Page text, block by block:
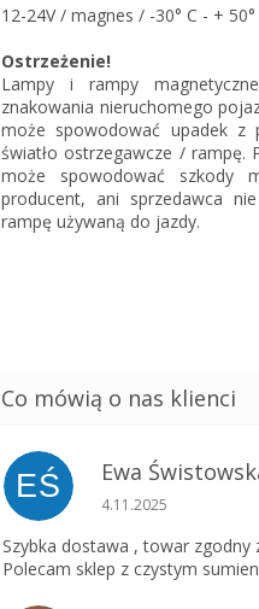
12-24V / magnes / -30° C - + 50°
Ostrzeżenie!
Lampy i rampy
znakowania nieruchomego
może spowodować upadek z
światło ostrzegawcze / rampę.
może spowodować szkody
producent, ani sprzedawca
rampę używaną do jazdy.
EŚ Ewa
Ocena sklepu to 5
4.11.2025
Szybka dostawa , towar zgodny
Polecam sklep z czystym